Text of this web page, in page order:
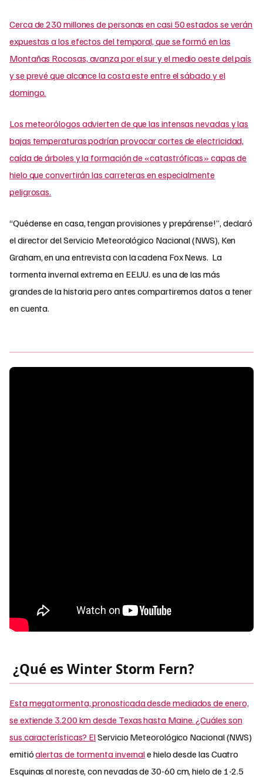
Cerca de 230 millones de personas en casi 50 estados se verán
expuestas a los efectos del temporal, que se formó en las
Montañas Rocosas, avanza por el sur y el medio oeste del país
y se prevé que alcance la costa este entre el sábado y el
domingo.
Los meteorólogos advierten de que las intensas nevadas y las
bajas temperaturas podrían provocar cortes de electricidad,
caída de árboles y la formación de «catastróficas» capas de
hielo que convertirán las carreteras en especialmente
peligrosas.
“Quédense en casa, tengan provisiones y prepárense!”, declaró
el director del Servicio Meteorológico Nacional (NWS), Ken
Graham, en una entrevista con la cadena Fox News. La
tormenta invernal extrema en EE.UU. es una de las más
grandes de la historia pero antes compartiremos datos a tener
en cuenta.
¿Qué es Winter Storm Fern?
Esta megatormenta, pronosticada desde mediados de enero,
se extiende 3.200 km desde Texas hasta Maine. ¿Cuáles son
sus características? ElServicio Meteorológico Nacional (NWS)
emitióalertas de tormenta invernale hielo desde las Cuatro
Esquinas al noreste, con nevadas de 30-60 cm, hielo de 1-2.5